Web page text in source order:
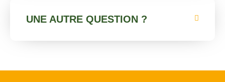
UNE AUTRE QUESTION ?